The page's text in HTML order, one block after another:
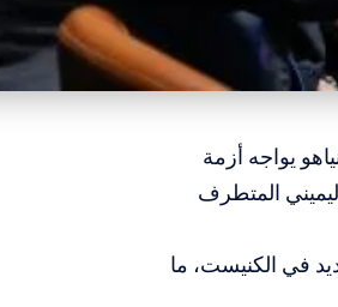
يواجه أزمة
المتطرف
في الكنيست، ما